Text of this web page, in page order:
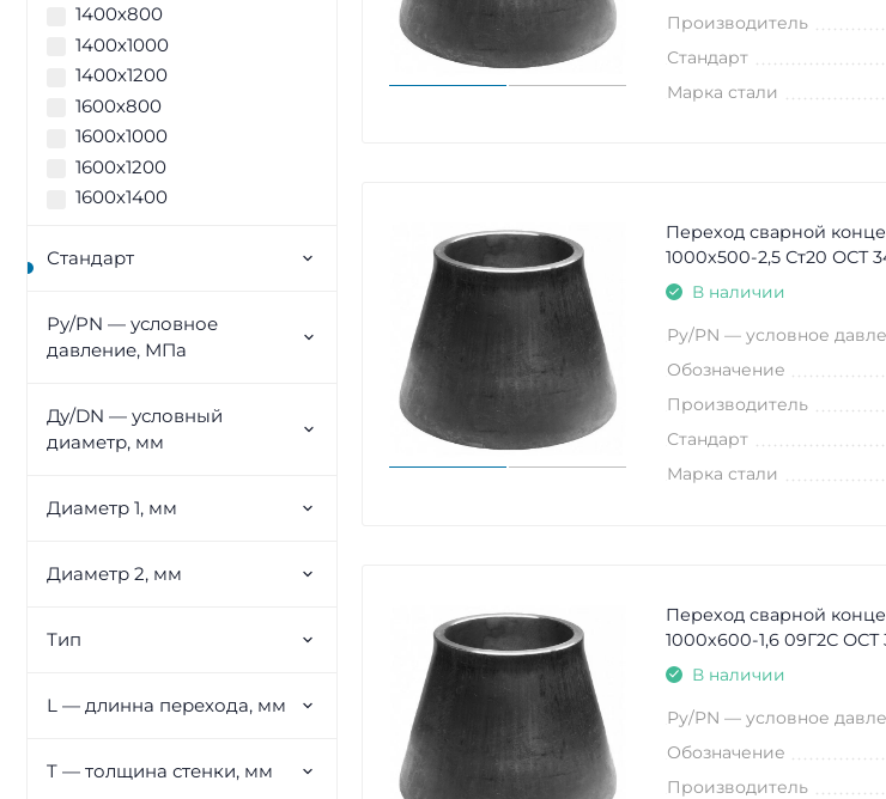
1400х800
1400х1000
1400х1200
1600х800
1600х1000
1600х1200
1600х1400
Стандарт
Ру/PN — условное
давление, МПа
Ду/DN — условный
диаметр, мм
Диаметр 1, мм
Диаметр 2, мм
Тип
L — длинна перехода, мм
T — толщина стенки, мм
Производитель
Стандарт
Марка стали
Переход сварной
1000х500-2,5 Ст20 ОСТ
В наличии
Ру/PN — условное
Обозначение
Производитель
Стандарт
Марка стали
Переход сварной
1000х600-1,6 09Г2С ОСТ
В наличии
Ру/PN — условное
Обозначение
Производитель